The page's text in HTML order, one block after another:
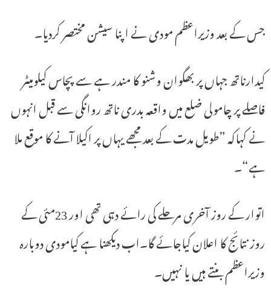
جس کے بعد وزیراعظم مودی نے اپنا سیشن مختصر کردیا۔
کیدارناتھ جہاں پر بھگوان وشنو کا مندر ہے سے پچاس کیلومیٹر
فاصلے پر چامولی ضلع میں واقعہ بدری ناتھ روانگی سے قبل انہوں
نے کہاکہ ”طویل مدت کے بعد مجھے یہاں پر اکیلا آنے کا موقع ملا
ہے“۔
اتوار کے روز آخری مرحلے کی رائے دہی تھی اور 23مئی کے
روز نتائج کا اعلان کیاجائے گا۔اب دیکھنا ہے کیامودی دوبارہ
وزیراعظم بنتے ہیں یا نہیں۔